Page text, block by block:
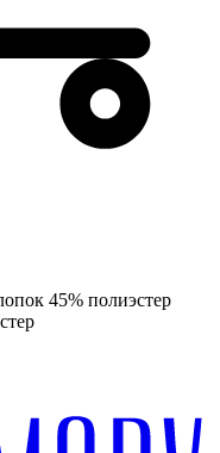
45% полиэстер